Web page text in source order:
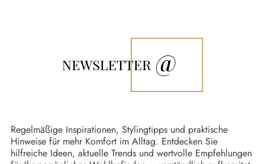
Regelmäßige Inspirationen, Stylingtipps und praktische
Hinweise für mehr Komfort im Alltag. Entdecken Sie
hilfreiche Ideen, aktuelle Trends und wertvolle Empfehlungen